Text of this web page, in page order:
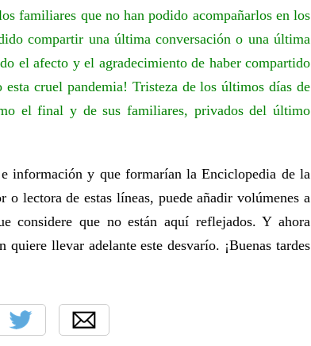
familiares que no han podido acompañarlos en los
compartir una última conversación o una última
el afecto y el agradecimiento de haber compartido
cruel pandemia! Tristeza de los últimos días de
el final y de sus familiares, privados del último
información y que formarían la Enciclopedia de la
lectora de estas líneas, puede añadir volúmenes a
considere que no están aquí reflejados. Y ahora
llevar adelante este desvarío. ¡Buenas tardes